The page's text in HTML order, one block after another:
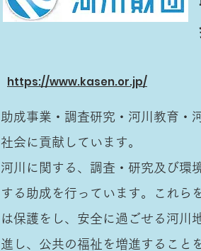
https://www.kasen.or.jp/
助成事業・調査研究・河川教育・
社会に貢献しています。
河川に関する、調査・研究及び環
する助成を行っています。これら
は保護をし、安全に過ごせる河川
進し、公共の福祉を増進すること